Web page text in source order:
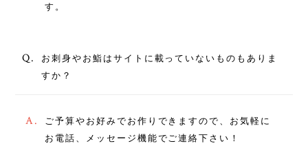
す。
Q.
お刺身やお鮨はサイトに載っていないものもありま
すか？
A.
ご予算やお好みでお作りできますので、お気軽に
お電話、メッセージ機能でご連絡下さい！